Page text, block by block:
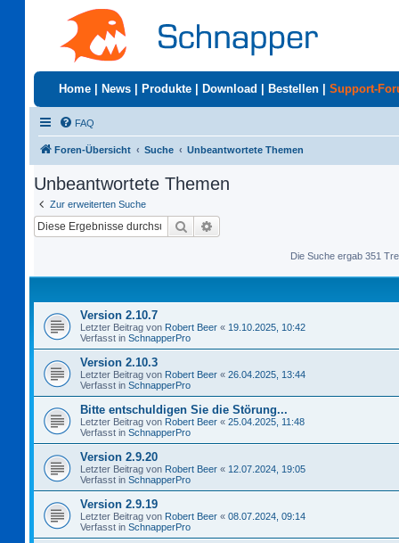
Home News Produkte Download Bestellen Support-
FAQ
Foren-Übersicht Suche Unbeantwortete Themen
Unbeantwortete Themen
Zur erweiterten Suche
Suche
Die Suche ergab 351
Version 2.10.7
Letzter Beitrag von Robert Beer « 19.10.2025, 10:42
Verfasst in SchnapperPro
Version 2.10.3
Letzter Beitrag von Robert Beer « 26.04.2025, 13:44
Verfasst in SchnapperPro
Bitte entschuldigen Sie die Störung...
Letzter Beitrag von Robert Beer « 25.04.2025, 11:48
Verfasst in SchnapperPro
Version 2.9.20
Letzter Beitrag von Robert Beer « 12.07.2024, 19:05
Verfasst in SchnapperPro
Version 2.9.19
Letzter Beitrag von Robert Beer « 08.07.2024, 09:14
Verfasst in SchnapperPro